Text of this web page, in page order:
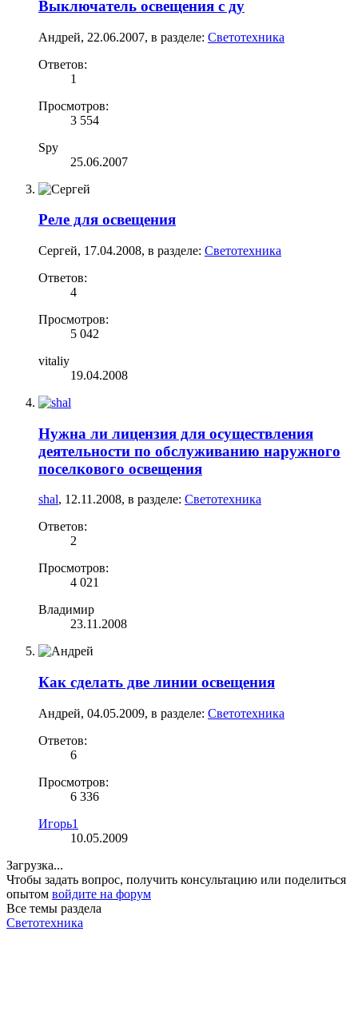
Выключатель освещения с ду
Андрей, 22.06.2007, в разделе: Светотехника
Ответов:
1
Просмотров:
3 554
Spy
25.06.2007
Реле для освещения
Сергей, 17.04.2008, в разделе: Светотехника
Ответов:
4
Просмотров:
5 042
vitaliy
19.04.2008
Нужна ли лицензия для осуществления
деятельности по обслуживанию наружного
поселкового освещения
shal, 12.11.2008, в разделе: Светотехника
Ответов:
2
Просмотров:
4 021
Владимир
23.11.2008
Как сделать две линии освещения
Андрей, 04.05.2009, в разделе: Светотехника
Ответов:
6
Просмотров:
6 336
Игорь1
10.05.2009
Загрузка...
Чтобы задать вопрос, получить консультацию или поделиться
опытом войдите на форум
Все темы раздела
Светотехника